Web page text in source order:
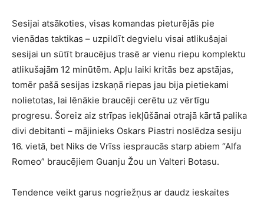
Sesijai atsākoties, visas komandas pieturējās pie
vienādas taktikas – uzpildīt degvielu visai atlikušajai
sesijai un sūtīt braucējus trasē ar vienu riepu komplektu
atlikušajām 12 minūtēm. Apļu laiki kritās bez apstājas,
tomēr pašā sesijas izskaņā riepas jau bija pietiekami
nolietotas, lai lēnākie braucēji cerētu uz vērtīgu
progresu. Šoreiz aiz strīpas iekļūšānai otrajā kārtā palika
divi debitanti – mājinieks Oskars Piastri noslēdza sesiju
16. vietā, bet Niks de Vrīss iespraucās starp abiem “Alfa
Romeo” braucējiem Guanju Žou un Valteri Botasu.
Tendence veikt garus nogriežņus ar daudz ieskaites